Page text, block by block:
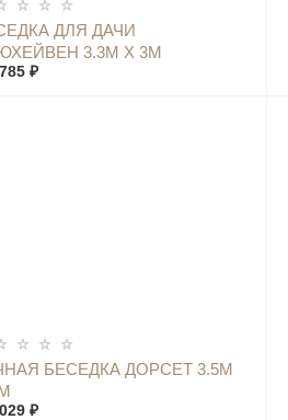
ДЛЯ ДАЧИ
3.3М X 3М
₽
КУПИТЬ
БЕСЕДКА ДОРСЕТ 3.5М
₽
КУПИТЬ